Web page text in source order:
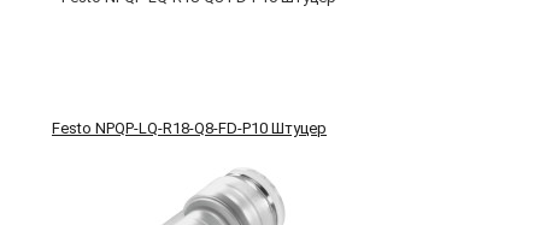
Festo NPQP-LQ-R18-Q8-FD-P10 Штуцер